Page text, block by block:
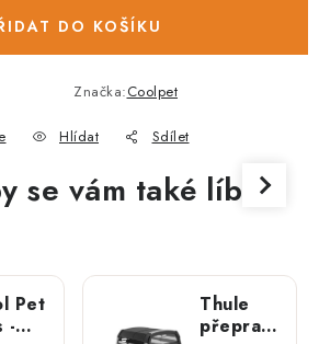
DO KOŠÍKU
Značka:Coolpet
Hlídat Sdílet
se vám také líbit
Pet
-
Thule
přepravní